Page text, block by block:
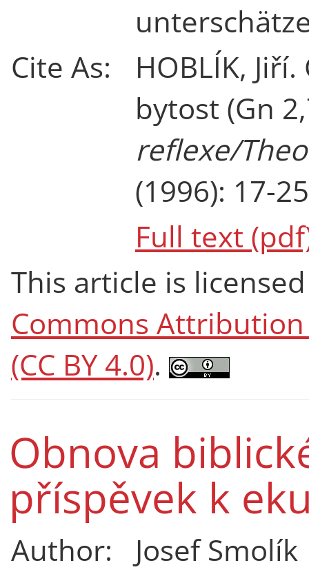
Cite As:
HOBLÍK,
bytost (Gn
reflexe/
(1996): 17-
Full text
This article is
Commons
(CC BY 4.0).
Obnova
příspěvek k
Author:
Josef Smolík